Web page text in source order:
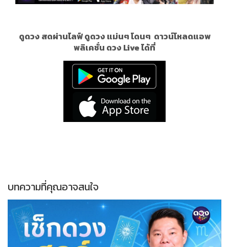
ดูดวง สดผ่านไลฟ์ ดูดวง แม่นๆ โดนๆ ดาวน์โหลดแอพ
พลิเคชั่น ดวง Live ได้ที่
บทความที่คุณอาจสนใจ